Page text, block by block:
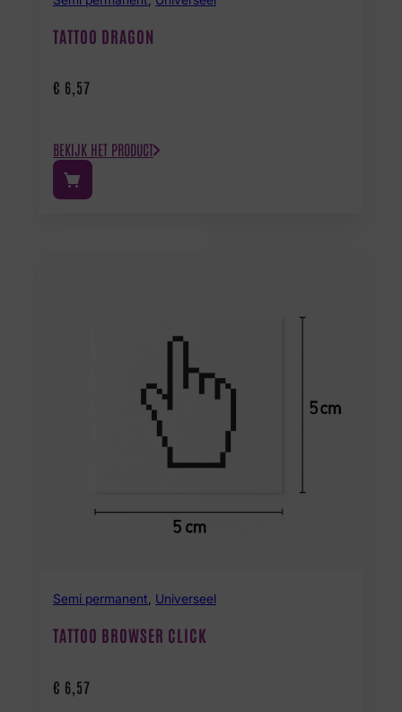
TATTOO DRAGON
€ 6,57
BEKIJK HET PRODUCT
Semi permanent Universeel
TATTOO BROWSER CLICK
€ 6,57